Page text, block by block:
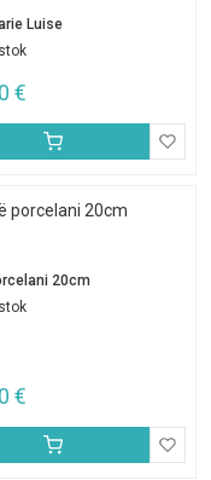
Luise
€
20cm
€